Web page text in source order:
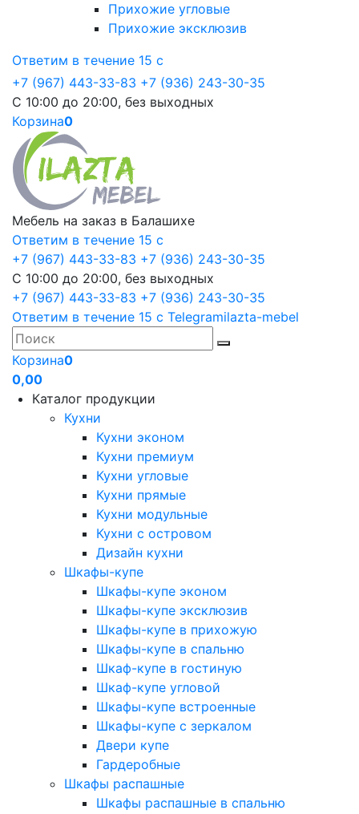
Прихожие угловые
Прихожие эксклюзив
Ответим в течение 15 с
+7 (967) 443-33-83 +7 (936) 243-30-35
С 10:00 до 20:00, без выходных
Корзина0
Мебель на заказ в Балашихе
Ответим в течение 15 с
+7 (967) 443-33-83 +7 (936) 243-30-35
С 10:00 до 20:00, без выходных
+7 (967) 443-33-83 +7 (936) 243-30-35
Ответим в течение 15 с Telegramilazta-mebel
Корзина0
0,00
Каталог продукции
Кухни
Кухни эконом
Кухни премиум
Кухни угловые
Кухни прямые
Кухни модульные
Кухни с островом
Дизайн кухни
Шкафы-купе
Шкафы-купе эконом
Шкафы-купе эксклюзив
Шкафы-купе в прихожую
Шкафы-купе в спальню
Шкаф-купе в гостиную
Шкаф-купе угловой
Шкафы-купе встроенные
Шкафы-купе с зеркалом
Двери купе
Гардеробные
Шкафы распашные
Шкафы распашные в спальню